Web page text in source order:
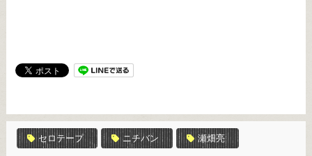
セロテープ ニチバン 瀬畑亮